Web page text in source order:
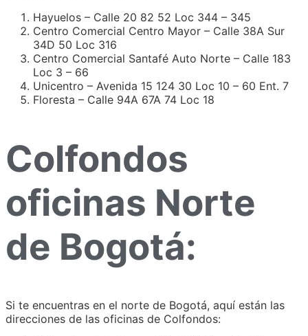
Hayuelos – Calle 20 82 52 Loc 344 – 345
Centro Comercial Centro Mayor – Calle 38A Sur
34D 50 Loc 316
Centro Comercial Santafé Auto Norte – Calle 183
Loc 3 – 66
Unicentro – Avenida 15 124 30 Loc 10 – 60 Ent. 7
Floresta – Calle 94A 67A 74 Loc 18
Colfondos
oficinas Norte
de Bogotá:
Si te encuentras en el norte de Bogotá, aquí están las
direcciones de las oficinas de Colfondos: